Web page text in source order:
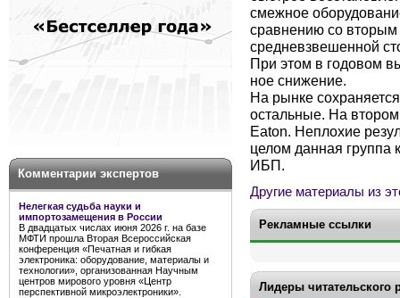
Комментарии экспертов
Нелегкая судьба науки и
импортозамещения в России
В двадцатых числах июня 2026 г. на базе
МФТИ прошла Вторая Всероссийская
конференция «Печатная и гибкая
электроника: оборудование, материалы и
технологии», организованная Научным
центров мирового уровня «Центр
перспективной микроэлектроники».
смежное
сравнению со вторым
средневзвешенной
При этом в годовом
ное снижение.
На рынке
остальные. На втором
Eaton. Неплохие
целом данная группа
ИБП.
Другие материалы из
Рекламные ссылки
Лидеры читательского